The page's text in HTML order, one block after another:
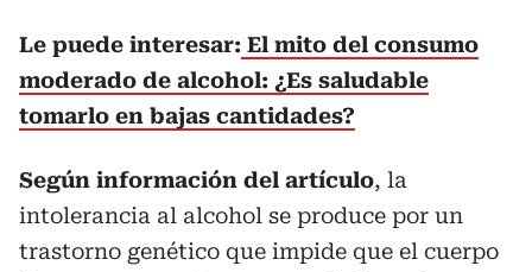
Le puede interesar: El mito del consumo
moderado de alcohol: ¿Es saludable
tomarlo en bajas cantidades?
Según información del artículo, la
intolerancia al alcohol se produce por un
trastorno genético que impide que el cuerpo